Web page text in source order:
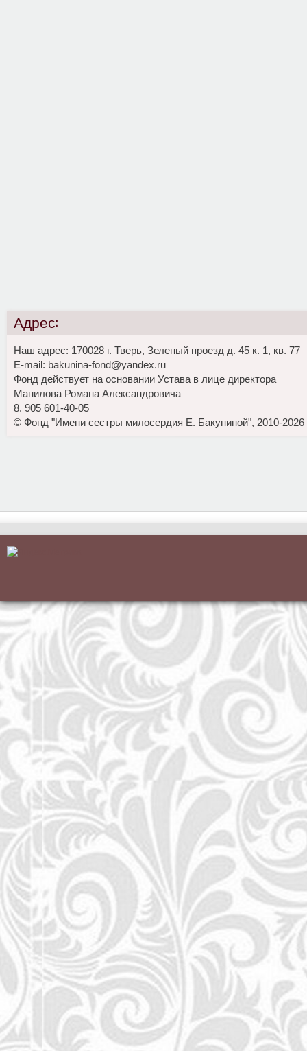
Адрес:
Наш адрес: 170028 г. Тверь, Зеленый проезд д. 45 к. 1, кв. 77
E-mail: bakunina-fond@yandex.ru
Фонд действует на основании Устава в лице директора
Манилова Романа Александровича
8. 905 601-40-05
© Фонд "Имени сестры милосердия Е. Бакуниной", 2010-2026